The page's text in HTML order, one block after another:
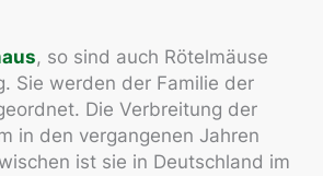
, so sind auch Rötelmäuse
Sie werden der Familie der
Die Verbreitung der
in den vergangenen Jahren
ist sie in Deutschland im